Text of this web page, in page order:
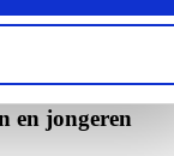
en jongeren